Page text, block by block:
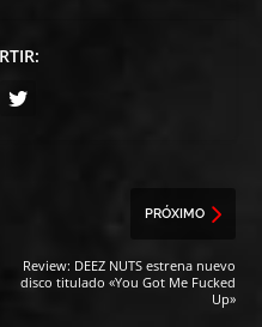
PRÓXIMO
Review: DEEZ NUTS estrena nuevo
disco titulado «You Got Me Fucked
Up»